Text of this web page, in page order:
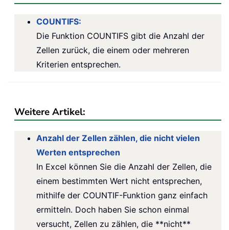
COUNTIFS:
Die Funktion COUNTIFS gibt die Anzahl der
Zellen zurück, die einem oder mehreren
Kriterien entsprechen.
Weitere Artikel:
Anzahl der Zellen zählen, die nicht vielen
Werten entsprechen
In Excel können Sie die Anzahl der Zellen, die
einem bestimmten Wert nicht entsprechen,
mithilfe der COUNTIF-Funktion ganz einfach
ermitteln. Doch haben Sie schon einmal
versucht, Zellen zu zählen, die **nicht**